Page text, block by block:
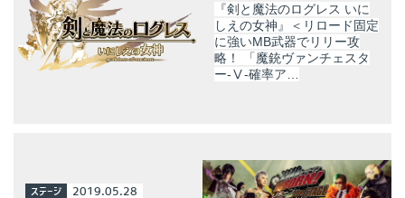
『剣と魔法のログレス いに
しえの女神』＜リロード固定
に強いMB武器でリリー攻
略！ 「魔銃ヴァンチェスタ
ー-Ⅴ-確率ア…
ステージ 2019.05.28